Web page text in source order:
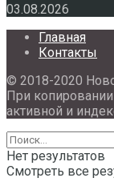
03.08.2026
Главная
Контакты
© 2018-2020
При копировании
активной и
Нет результатов
Смотреть все